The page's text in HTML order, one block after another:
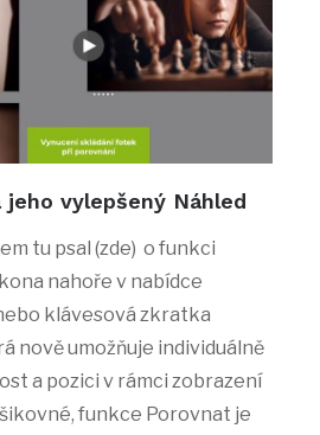
jeho vylepšený Náhled
tu psal (zde) o funkci
nahoře v nabídce
klávesová zkratka
nově umožňuje individuálně
a pozici v rámci zobrazení
funkce Porovnat je